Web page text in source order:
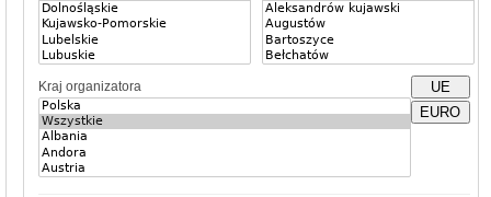
Kraj organizatora
UE
EURO